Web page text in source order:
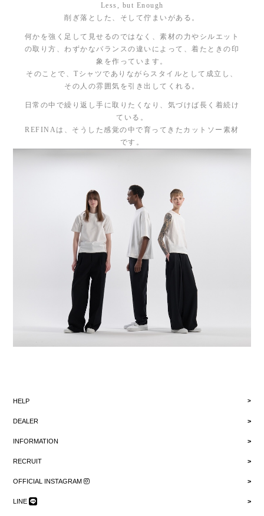
Less, but Enough
削ぎ落とした、そして佇まいがある。
何かを強く足して見せるのではなく、素材の力やシルエット
の取り方、わずかなバランスの違いによって、着たときの印
象を作っています。
そのことで、Tシャツでありながらスタイルとして成立し、
その人の雰囲気を引き出してくれる。
日常の中で繰り返し手に取りたくなり、気づけば長く着続け
ている。
REFINAは、そうした感覚の中で育ってきたカットソー素材
です。
HELP
DEALER
INFORMATION
RECRUIT
OFFICIAL INSTAGRAM
LINE